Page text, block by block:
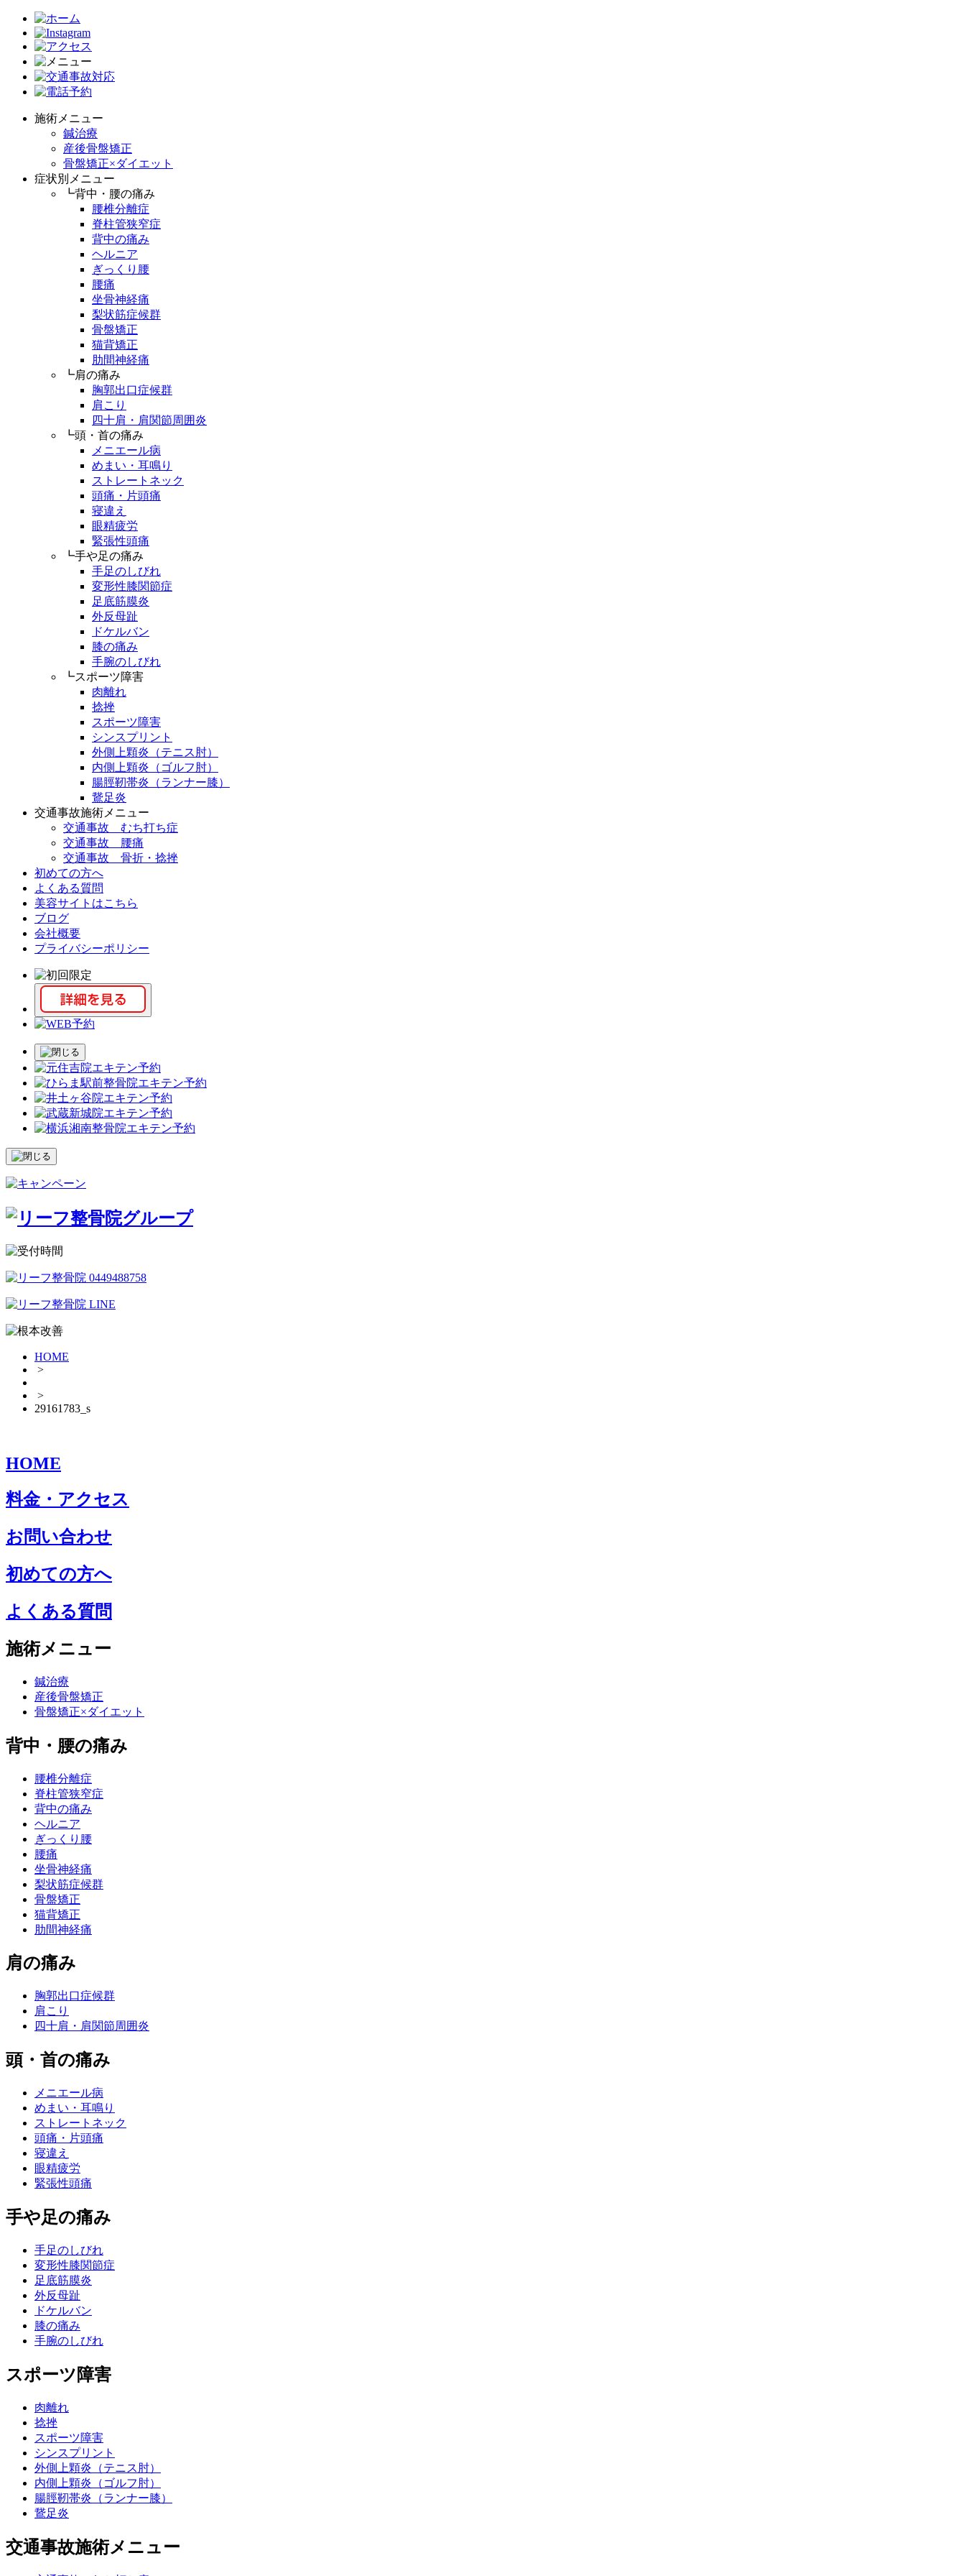
施術メニュー
鍼治療
産後骨盤矯正
骨盤矯正×ダイエット
症状別メニュー
┗背中・腰の痛み
腰椎分離症
脊柱管狭窄症
背中の痛み
ヘルニア
ぎっくり腰
腰痛
坐骨神経痛
梨状筋症候群
骨盤矯正
猫背矯正
肋間神経痛
┗肩の痛み
胸郭出口症候群
肩こり
四十肩・肩関節周囲炎
┗頭・首の痛み
メニエール病
めまい・耳鳴り
ストレートネック
頭痛・片頭痛
寝違え
眼精疲労
緊張性頭痛
┗手や足の痛み
手足のしびれ
変形性膝関節症
足底筋膜炎
外反母趾
ドケルバン
膝の痛み
手腕のしびれ
┗スポーツ障害
肉離れ
捻挫
スポーツ障害
シンスプリント
外側上顆炎（テニス肘）
内側上顆炎（ゴルフ肘）
腸脛靭帯炎（ランナー膝）
鵞足炎
交通事故施術メニュー
交通事故 むち打ち症
交通事故 腰痛
交通事故 骨折・捻挫
初めての方へ
よくある質問
美容サイトはこちら
ブログ
会社概要
プライバシーポリシー
HOME
>
>
29161783_s
HOME
料金・アクセス
お問い合わせ
初めての方へ
よくある質問
施術メニュー
鍼治療
産後骨盤矯正
骨盤矯正×ダイエット
背中・腰の痛み
腰椎分離症
脊柱管狭窄症
背中の痛み
ヘルニア
ぎっくり腰
腰痛
坐骨神経痛
梨状筋症候群
骨盤矯正
猫背矯正
肋間神経痛
肩の痛み
胸郭出口症候群
肩こり
四十肩・肩関節周囲炎
頭・首の痛み
メニエール病
めまい・耳鳴り
ストレートネック
頭痛・片頭痛
寝違え
眼精疲労
緊張性頭痛
手や足の痛み
手足のしびれ
変形性膝関節症
足底筋膜炎
外反母趾
ドケルバン
膝の痛み
手腕のしびれ
スポーツ障害
肉離れ
捻挫
スポーツ障害
シンスプリント
外側上顆炎（テニス肘）
内側上顆炎（ゴルフ肘）
腸脛靭帯炎（ランナー膝）
鵞足炎
交通事故施術メニュー